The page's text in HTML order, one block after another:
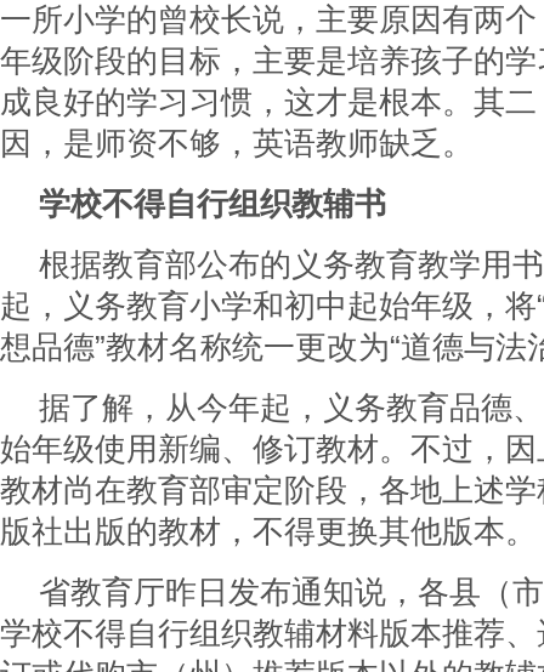
一所小学的曾校长说，主要原因有两
年级阶段的目标，主要是培养孩子的
成良好的学习习惯，这才是根本。其
因，是师资不够，英语教师缺乏。
学校不得自行组织教辅书
根据教育部公布的义务教育教学用
起，义务教育小学和初中起始年级，将
想品德”教材名称统一更改为“道德与法
据了解，从今年起，义务教育品德
始年级使用新编、修订教材。不过，
教材尚在教育部审定阶段，各地上述
版社出版的教材，不得更换其他版本。
省教育厅昨日发布通知说，各县（
学校不得自行组织教辅材料版本推荐